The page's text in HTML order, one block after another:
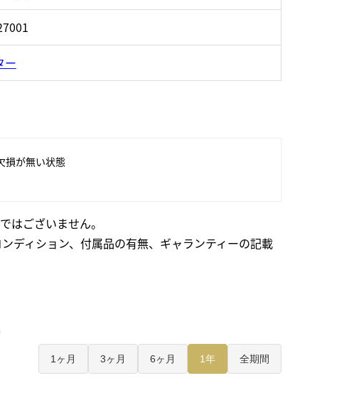
ー
損が無い状態
はございません。
ディション、付属品の有無、ギャランティーの記載
1ヶ月 3ヶ月 6ヶ月 1年 全期間